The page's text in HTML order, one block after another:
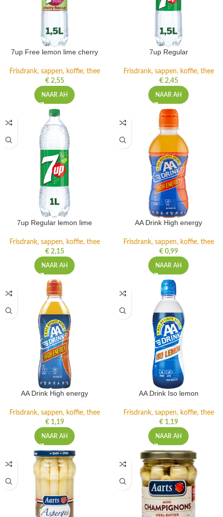
7up Free lemon lime cherry
Frisdrank, sappen, koffie, thee
€2,55
NAAR AH
7up Regular
Frisdrank, sappen, koffie, thee
€2,45
NAAR AH
7up Regular lemon lime
Frisdrank, sappen, koffie, thee
€2,15
NAAR AH
AA Drink High energy
Frisdrank, sappen, koffie, thee
€0,99
NAAR AH
AA Drink High energy
Frisdrank, sappen, koffie, thee
€1,19
NAAR AH
AA Drink Iso lemon
Frisdrank, sappen, koffie, thee
€1,19
NAAR AH